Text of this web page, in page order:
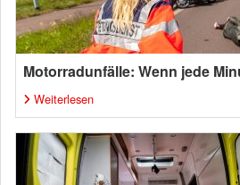
Motorradunfälle: Wenn jede
Weiterlesen